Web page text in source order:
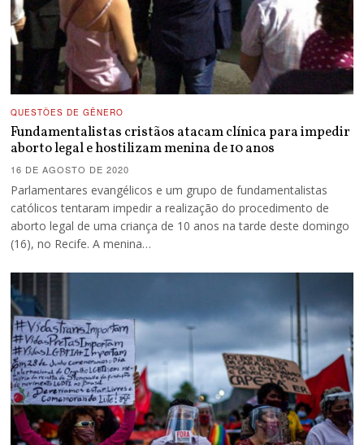
QUESTÕES DE GÊNERO
Fundamentalistas cristãos atacam clínica para impedir
aborto legal e hostilizam menina de 10 anos
16 DE AGOSTO DE 2020
Parlamentares evangélicos e um grupo de fundamentalistas
católicos tentaram impedir a realização do procedimento de
aborto legal de uma criança de 10 anos na tarde deste domingo
(16), no Recife. A menina…